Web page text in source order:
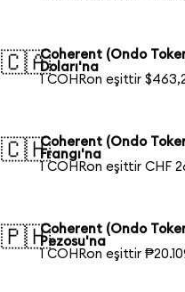
🇨🇦Coherent (Ondo
Doları'na
1 COHRon eşittir
🇨🇭Coherent (Ondo
Frangı'na
1 COHRon eşittir CHF
🇵🇭Coherent (Ondo
Pezosu'na
1 COHRon eşittir